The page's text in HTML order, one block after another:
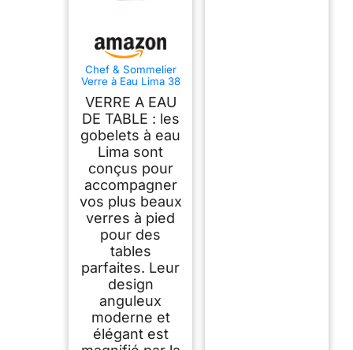
Chef & Sommelier
Verre à Eau Lima 38
VERRE A EAU
DE TABLE : les
gobelets à eau
Lima sont
conçus pour
accompagner
vos plus beaux
verres à pied
pour des
tables
parfaites. Leur
design
anguleux
moderne et
élégant est